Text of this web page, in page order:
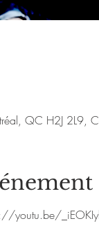
QC H2J 2L9,
youtu.be/